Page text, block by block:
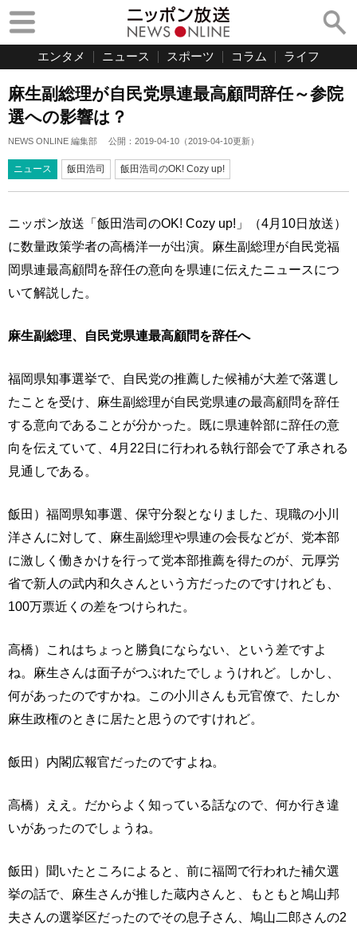
エンタメ ニュース スポーツ コラム ライフ
麻生副総理が自民党県連最高顧問辞任～参院
選への影響は？
NEWS ONLINE 編集部 公開： 2019-04-10 （2019-04-10更新）
ニュース 飯田浩司 飯田浩司のOK! Cozy up!
ニッポン放送「飯田浩司のOK! Cozy up!」（4月10日放送）
に数量政策学者の高橋洋一が出演。麻生副総理が自民党福
岡県連最高顧問を辞任の意向を県連に伝えたニュースにつ
いて解説した。
麻生副総理、自民党県連最高顧問を辞任へ
福岡県知事選挙で、自民党の推薦した候補が大差で落選し
たことを受け、麻生副総理が自民党県連の最高顧問を辞任
する意向であることが分かった。既に県連幹部に辞任の意
向を伝えていて、4月22日に行われる執行部会で了承される
見通しである。
飯田）福岡県知事選、保守分裂となりました、現職の小川
洋さんに対して、麻生副総理や県連の会長などが、党本部
に激しく働きかけを行って党本部推薦を得たのが、元厚労
省で新人の武内和久さんという方だったのですけれども、
100万票近くの差をつけられた。
高橋）これはちょっと勝負にならない、という差ですよ
ね。麻生さんは面子がつぶれたでしょうけれど。しかし、
何があったのですかね。この小川さんも元官僚で、たしか
麻生政権のときに居たと思うのですけれど。
飯田）内閣広報官だったのですよね。
高橋）ええ。だからよく知っている話なので、何か行き違
いがあったのでしょうね。
飯田）聞いたところによると、前に福岡で行われた補欠選
挙の話で、麻生さんが推した蔵内さんと、もともと鳩山邦
夫さんの選挙区だったのでその息子さん、鳩山二郎さんの2